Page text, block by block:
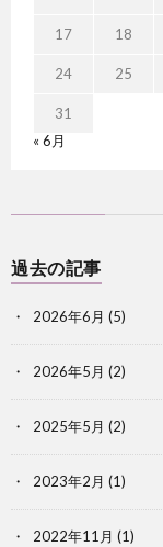
17 18
24 25
31
« 6月
過去の記事
2026年6月 (5)
2026年5月 (2)
2025年5月 (2)
2023年2月 (1)
2022年11月 (1)